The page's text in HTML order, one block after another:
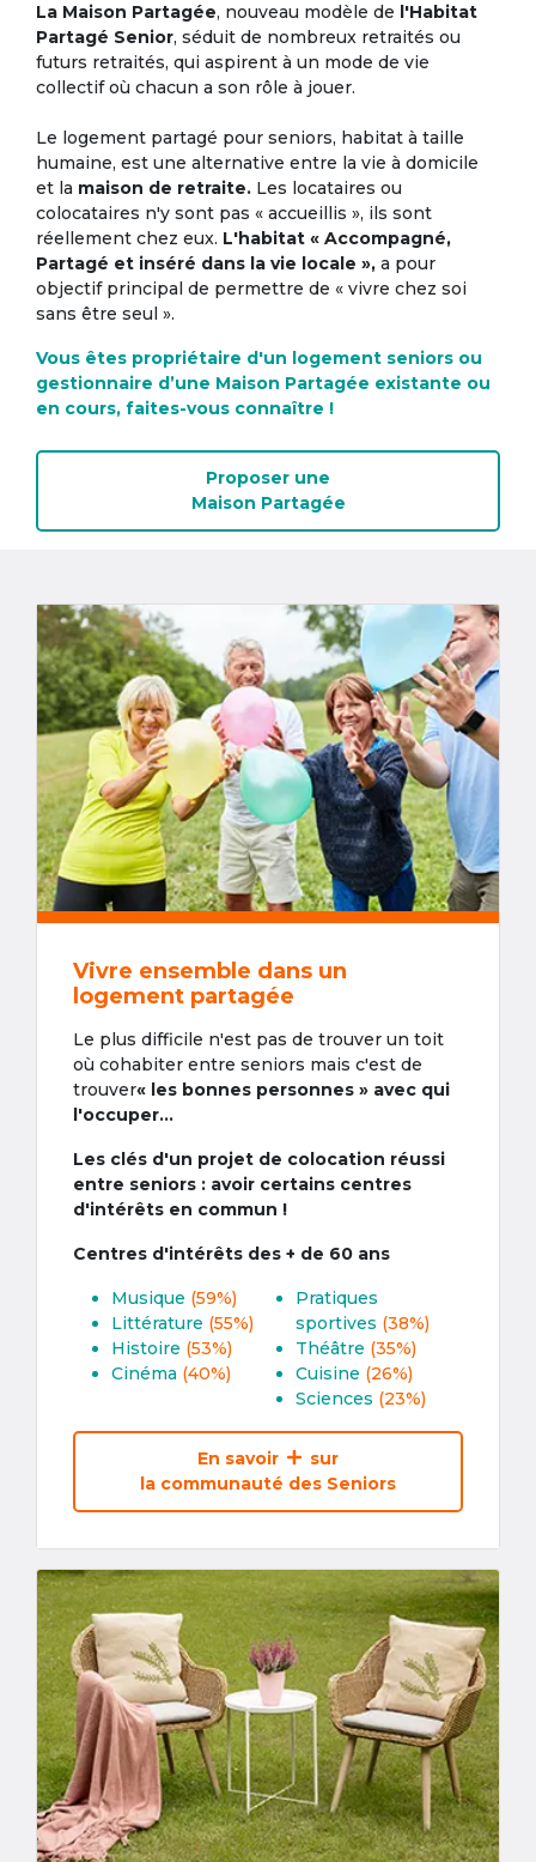
La Maison Partagée, nouveau modèle de l'Habitat
Partagé Senior, séduit de nombreux retraités ou
futurs retraités, qui aspirent à un mode de vie
collectif où chacun a son rôle à jouer.
Le logement partagé pour seniors, habitat à taille
humaine, est une alternative entre la vie à domicile
et la maison de retraite. Les locataires ou
colocataires n'y sont pas « accueillis », ils sont
réellement chez eux. L'habitat « Accompagné,
Partagé et inséré dans la vie locale », a pour
objectif principal de permettre de « vivre chez soi
sans être seul ».
Vous êtes propriétaire d'un logement seniors ou
gestionnaire d’une Maison Partagée existante ou
en cours, faites-vous connaître !
Proposer une
Maison Partagée
Vivre ensemble dans un
logement partagée
Le plus difficile n'est pas de trouver un toit
où cohabiter entre seniors mais c'est de
trouver« les bonnes personnes » avec qui
l'occuper...
Les clés d'un projet de colocation réussi
entre seniors : avoir certains centres
d'intérêts en commun !
Centres d'intérêts des + de 60 ans
Musique (59%)
Littérature (55%)
Histoire (53%)
Cinéma (40%)
Pratiques
sportives (38%)
Théâtre (35%)
Cuisine (26%)
Sciences (23%)
En savoir
sur
la communauté des Seniors